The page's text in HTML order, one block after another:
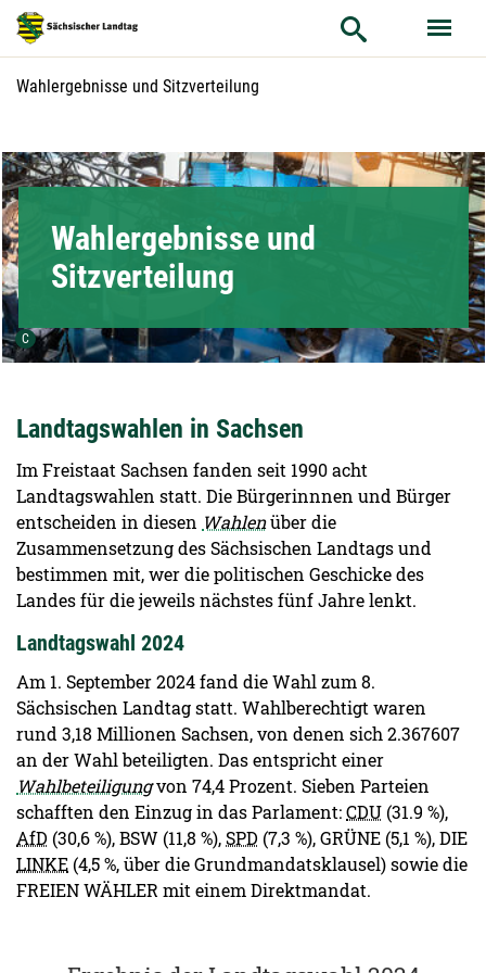
Hauptnavigation
Hauptinhalt
Service
Aktuelle Seite:
Wahlergebnisse und Sitzverteilung
C Urheber der Grafik:
Wahlergebnisse und
Sitzverteilung
Landtagswahlen in Sachsen
Im Freistaat Sachsen fanden seit 1990 acht
Landtagswahlen statt. Die Bürgerinnnen und Bürger
entscheiden in diesen Wahlenüber die
Zusammensetzung des Sächsischen Landtags und
bestimmen mit, wer die politischen Geschicke des
Landes für die jeweils nächstes fünf Jahre lenkt.
Landtagswahl 2024
Am 1. September 2024 fand die Wahl zum 8.
Sächsischen Landtag statt. Wahlberechtigt waren
rund 3,18 Millionen Sachsen, von denen sich 2.367607
an der Wahl beteiligten. Das entspricht einer
Wahlbeteiligungvon 74,4 Prozent. Sieben Parteien
schafften den Einzug in das Parlament:CDU(31.9 %),
AfD (30,6 %), BSW (11,8 %),SPD (7,3 %), GRÜNE (5,1 %), DIE
LINKE(4,5 %, über die Grundmandatsklausel) sowie die
FREIEN WÄHLER mit einem Direktmandat.